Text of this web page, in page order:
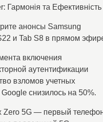
Гармонія та Ефективність
анонсы Samsung
и Tab S8 в прямом
включения
аутентификации
взломов учетных
снизилось на 50%.
Zero 5G — первый